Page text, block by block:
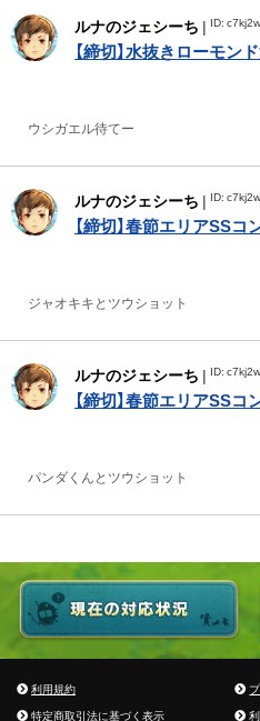
ルナのジェシーち | ID:
【締切】水抜きローモン
ウシガエル待てー
ルナのジェシーち | ID:
【締切】春節エリアSSコ
ジャオキキとツウショット
ルナのジェシーち | ID:
【締切】春節エリアSSコ
パンダくんとツウショット
利用規約
特定商取引法に基づく表示